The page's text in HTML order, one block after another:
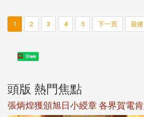
1 2 3 4 5 下一頁 最後
Share
頭版 熱門焦點
張炳煌獲頒旭日小綬章 各界賀電